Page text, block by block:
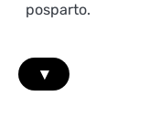
posparto.
▾